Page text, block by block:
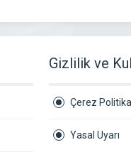
Gizlilik ve
Çerez
Yasal Uyarı